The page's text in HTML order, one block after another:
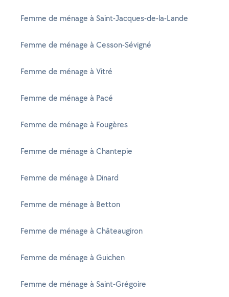
Femme de ménage à Saint-Jacques-de-la-Lande
Femme de ménage à Cesson-Sévigné
Femme de ménage à Vitré
Femme de ménage à Pacé
Femme de ménage à Fougères
Femme de ménage à Chantepie
Femme de ménage à Dinard
Femme de ménage à Betton
Femme de ménage à Châteaugiron
Femme de ménage à Guichen
Femme de ménage à Saint-Grégoire